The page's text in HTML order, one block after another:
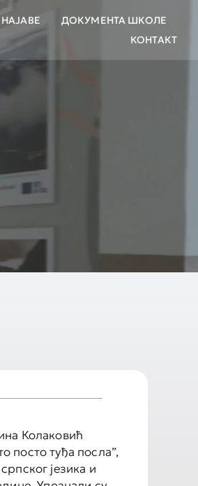
ДОКУМЕНТА ШКОЛЕ
КОНТАКТ
Колаковић
посто туђа посла”,
језика и